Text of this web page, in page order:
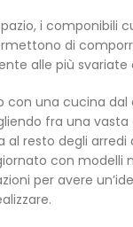
i componibili
di
alle più svariate
con una cucina dal
fra una
resto degli arredi
con modelli
per avere